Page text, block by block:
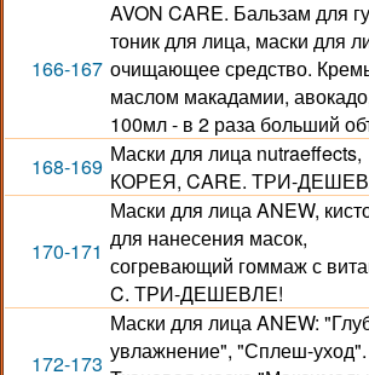
166-167
AVON CARE. Бальзам для
тоник для лица, маски для
очищающее средство.
маслом макадамии,
100мл - в 2 раза больший
168-169 Маски для лица nutraeffects,
КОРЕЯ, CARE. ТРИ-
170-171
Маски для лица ANEW,
для нанесения масок,
согревающий гоммаж с
C. ТРИ-ДЕШЕВЛЕ!
172-173
Маски для лица ANEW:
увлажнение", "Сплеш-уход".